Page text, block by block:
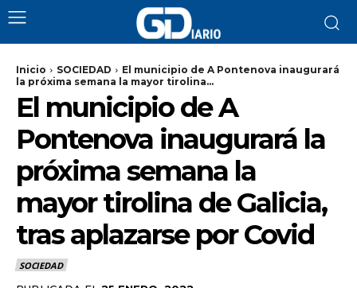
Inicio SOCIEDAD
El municipio de A Pontenova inaugurará
la próxima semana la mayor tirolina...
El municipio de A
Pontenova inaugurará la
próxima semana la
mayor tirolina de Galicia,
tras aplazarse por Covid
SOCIEDAD